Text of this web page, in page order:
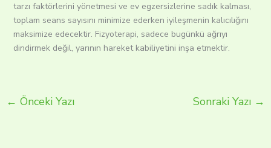
tarzı faktörlerini yönetmesi ve ev egzersizlerine sadık kalması,
toplam seans sayısını minimize ederken iyileşmenin kalıcılığını
maksimize edecektir. Fizyoterapi, sadece bugünkü ağrıyı
dindirmek değil, yarının hareket kabiliyetini inşa etmektir.
← Önceki Yazı Sonraki Yazı →